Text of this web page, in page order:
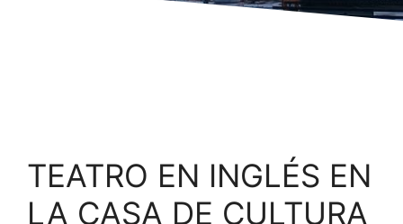
TEATRO EN INGLÉS EN
LA CASA DE CULTURA